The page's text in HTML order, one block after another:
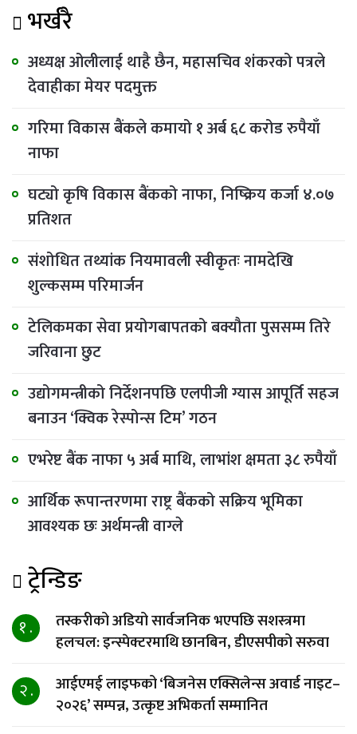
भर्खरै
अध्यक्ष ओलीलाई थाहै छैन, महासचिव शंकरको पत्रले
देवाहीका मेयर पदमुक्त
गरिमा विकास बैंकले कमायो १ अर्ब ६८ करोड रुपैयाँ
नाफा
घट्यो कृषि विकास बैंकको नाफा, निष्क्रिय कर्जा ४.०७
प्रतिशत
संशोधित तथ्यांक नियमावली स्वीकृतः नामदेखि
शुल्कसम्म परिमार्जन
टेलिकमका सेवा प्रयोगबापतको बक्यौता पुससम्म तिरे
जरिवाना छुट
उद्योगमन्त्रीको निर्देशनपछि एलपीजी ग्यास आपूर्ति सहज
बनाउन ‘क्विक रेस्पोन्स टिम’ गठन
एभरेष्ट बैंक नाफा ५ अर्ब माथि, लाभांश क्षमता ३८ रुपैयाँ
आर्थिक रूपान्तरणमा राष्ट्र बैंकको सक्रिय भूमिका
आवश्यक छः अर्थमन्त्री वाग्ले
ट्रेन्डिङ
१ .
तस्करीको अडियो सार्वजनिक भएपछि सशस्त्रमा
हलचल: इन्स्पेक्टरमाथि छानबिन, डीएसपीको सरुवा
२ .
आईएमई लाइफको ‘बिजनेस एक्सिलेन्स अवार्ड नाइट–
२०२६’ सम्पन्न, उत्कृष्ट अभिकर्ता सम्मानित